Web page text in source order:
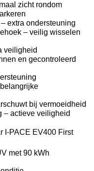
zicht rondom
extra ondersteuning
– veilig wisselen
veiligheid
en gecontroleerd
bij vermoeidheid
– actieve veiligheid
I-PACE EV400 First
met 90 kWh